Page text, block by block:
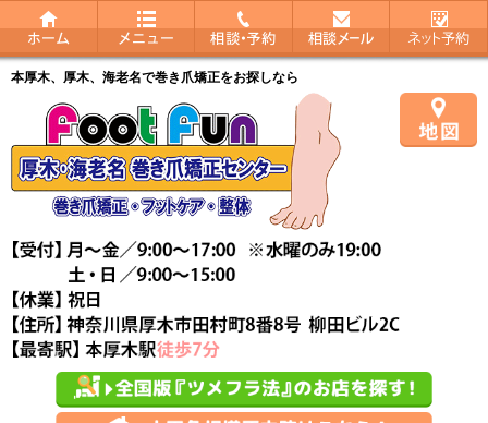
本厚木、厚木、海老名で巻き爪矯正をお探しなら